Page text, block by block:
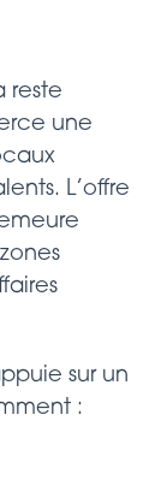
reste
une
L’offre
sur un
: